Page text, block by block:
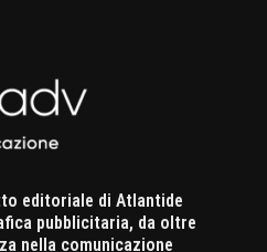
editoriale di Atlantide
pubblicitaria, da oltre
nella comunicazione